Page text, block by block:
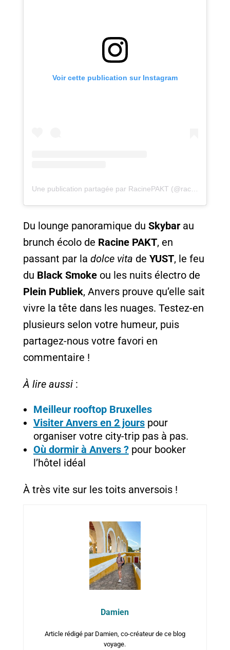
Voir cette publication sur Instagram
Une publication partagée par RacinePAKT (@racinepakt)
Du lounge panoramique du Skybarau
brunch écolo de Racine PAKT, en
passant par la dolce vita de YUST, le feu
du Black Smokeou les nuits électro de
Plein Publiek, Anvers prouve qu’elle sait
vivre la tête dans les nuages. Testez-en
plusieurs selon votre humeur, puis
partagez-nous votre favori en
commentaire !
À lire aussi:
Meilleur rooftop Bruxelles
Visiter Anvers en 2 jourspour
organiser votre city-trip pas à pas.
Où dormir à Anvers ?pour booker
l’hôtel idéal
À très vite sur les toits anversois !
Damien
Article rédigé par Damien, co-créateur de ce blog
voyage.